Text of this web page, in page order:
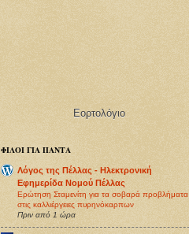
Εορτολόγιο
ΦΙΛΟΙ ΓΙΑ ΠΑΝΤΑ
Λόγος της Πέλλας - Ηλεκτρονική
Εφημερίδα Νομού Πέλλας
Ερώτηση Σταμενίτη για τα σοβαρά προβλήματα
στις καλλιέργειες πυρηνόκαρπων
Πριν από 1 ώρα